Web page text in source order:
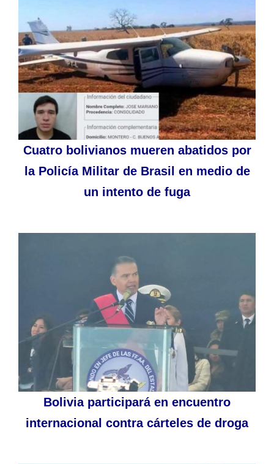
Cuatro bolivianos mueren abatidos por
la Policía Militar de Brasil en medio de
un intento de fuga
Bolivia participará en encuentro
internacional contra cárteles de droga